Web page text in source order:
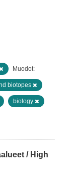
Muodot:
biotopes
biology
/ High